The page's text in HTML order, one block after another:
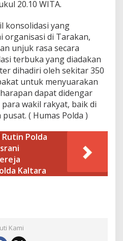
20.10 WITA.
konsolidasi yang
organisasi di Tarakan,
unjuk rasa secara
terbuka yang diadakan
dihadiri oleh sekitar 350
untuk menyuarakan
dapat didengar
wakil rakyat, baik di
( Humas Polda )
Polda
Kaltara
Kami